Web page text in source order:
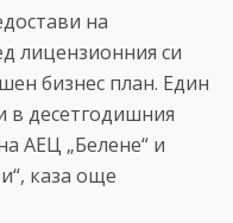
на
лицензионния си
бизнес план. Един
в десетгодишния
АЕЦ „Белене“ и
каза още